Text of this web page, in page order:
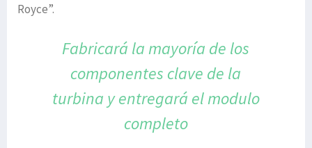
Royce”.
Fabricará la mayoría de los
componentes clave de la
turbina y entregará el modulo
completo